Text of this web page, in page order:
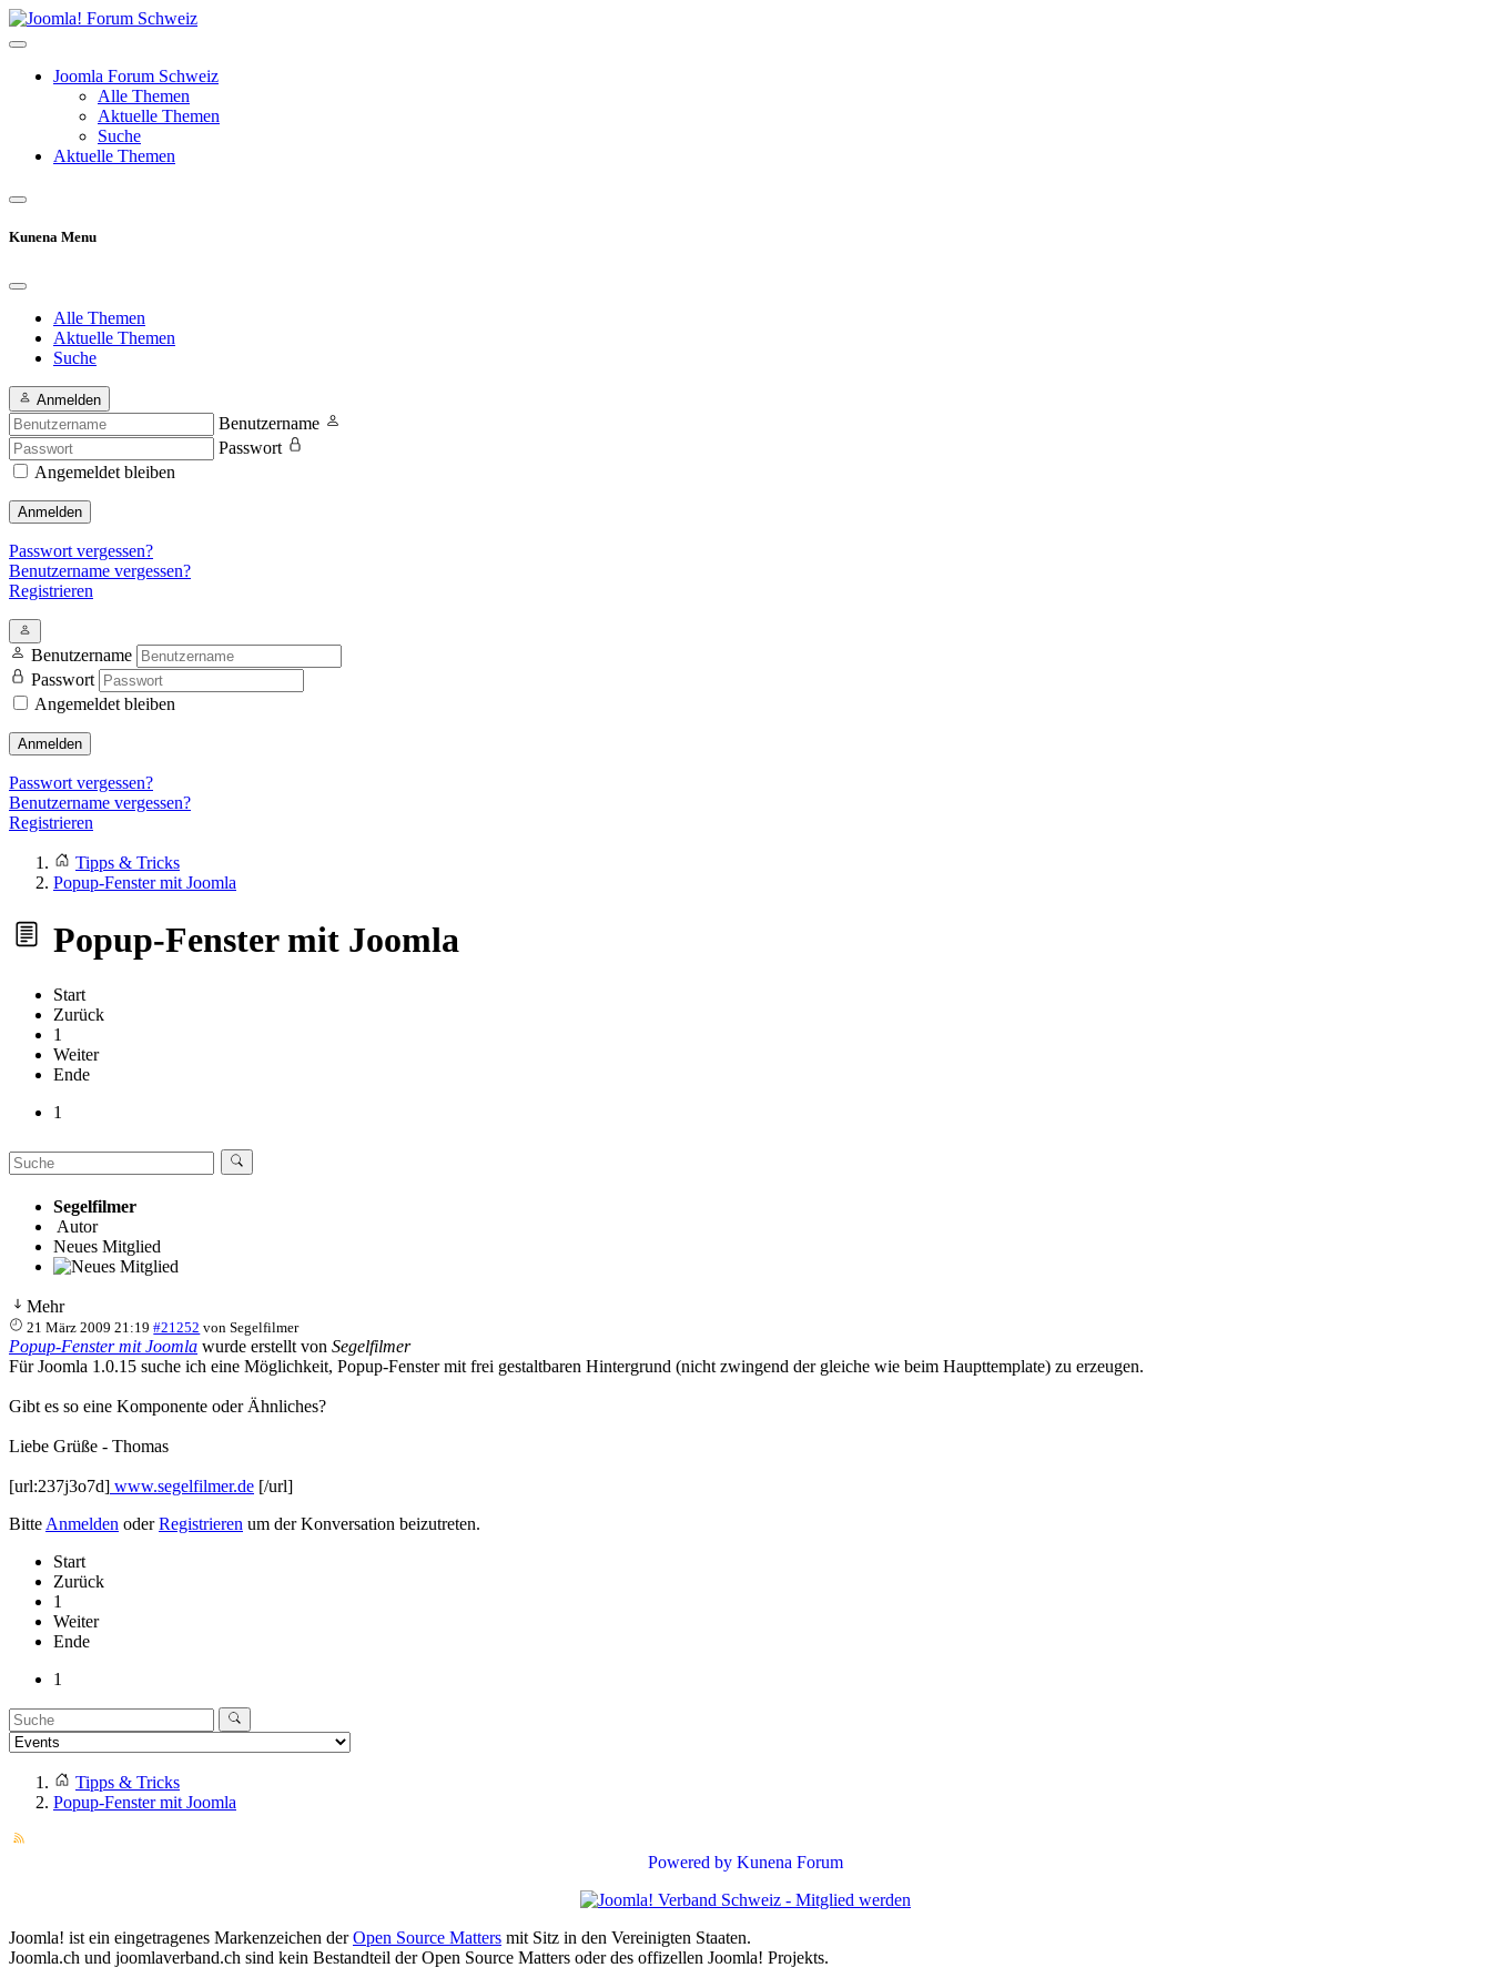
Joomla Forum Schweiz
Alle Themen
Aktuelle Themen
Suche
Aktuelle Themen
Kunena Menu
Alle Themen
Aktuelle Themen
Suche
Anmelden
Benutzername
Passwort
Angemeldet bleiben
Anmelden
Passwort vergessen?
Benutzername vergessen?
Registrieren
Benutzername
Passwort
Angemeldet bleiben
Anmelden
Passwort vergessen?
Benutzername vergessen?
Registrieren
Tipps & Tricks
Popup-Fenster mit Joomla
Popup-Fenster mit Joomla
Start
Zurück
1
Weiter
Ende
1
Segelfilmer
Autor
Neues Mitglied
Mehr
21 März 2009 21:19 #21252 vonSegelfilmer
Popup-Fenster mit Joomla wurde erstellt von Segelfilmer
Für Joomla 1.0.15 suche ich eine Möglichkeit, Popup-Fenster mit frei gestaltbaren Hintergrund (nicht zwingend der gleiche wie beim Haupttemplate) zu erzeugen.
Gibt es so eine Komponente oder Ähnliches?
Liebe Grüße - Thomas
[url:237j3o7d] www.segelfilmer.de [/url]
Bitte Anmelden oderRegistrieren um der Konversation beizutreten.
Start
Zurück
1
Weiter
Ende
1
Tipps & Tricks
Popup-Fenster mit Joomla
Powered by Kunena Forum
Joomla! ist ein eingetragenes Markenzeichen derOpen Source Matters mit Sitz in den Vereinigten Staaten.
Joomla.ch und joomlaverband.ch sind kein Bestandteil der Open Source Matters oder des offizellen Joomla! Projekts.